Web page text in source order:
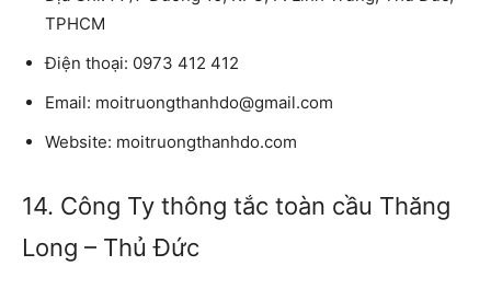
TPHCM
Điện thoại: 0973 412 412
Email: moitruongthanhdo@gmail.com
Website: moitruongthanhdo.com
14. Công Ty thông tắc toàn cầu Thăng
Long – Thủ Đức